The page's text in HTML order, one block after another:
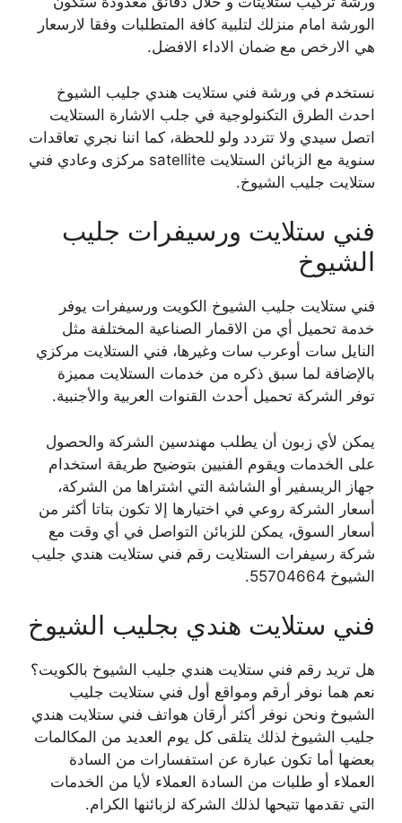
الورشة امام منزلك لتلبية كافة المتطلبات وفقا لارسعار
هي الارخص مع ضمان الاداء الافضل.
نستخدم في ورشة فني ستلايت هندي جليب الشيوخ
احدث الطرق التكنولوجية في جلب الاشارة الستلايت
اتصل سيدي ولا تتردد ولو للحظة، كما اننا نجري تعاقدات
سنوية مع الزبائن الستلايت satellite مركزى وعادي فني
ستلايت جليب الشيوخ.
فني ستلايت ورسيفرات جليب
الشيوخ
فني ستلايت جليب الشيوخ الكويت ورسيفرات يوفر
خدمة تحميل أي من الاقمار الصناعية المختلفة مثل
النايل سات أوعرب سات وغيرها، فني الستلايت مركزي
بالإضافة لما سبق ذكره من خدمات الستلايت مميزة
توفر الشركة تحميل أحدث القنوات العربية والأجنبية.
يمكن لأي زبون أن يطلب مهندسين الشركة والحصول
على الخدمات ويقوم الفنيين بتوضيح طريقة استخدام
جهاز الريسفير أو الشاشة التي اشتراها من الشركة،
أسعار الشركة روعي في اختيارها إلا تكون بتاتا أكثر من
أسعار السوق، يمكن للزبائن التواصل في أي وقت مع
شركة رسيفرات الستلايت رقم فني ستلايت هندي جليب
الشيوخ 55704664.
فني ستلايت هندي بجليب الشيوخ
هل تريد رقم فني ستلايت هندي جليب الشيوخ بالكويت؟
نعم هما نوفر أرقم ومواقع أول فني ستلايت جليب
الشيوخ ونحن نوفر أكثر أرقان هواتف فني ستلايت هندي
جليب الشيوخ لذلك يتلقى كل يوم العديد من المكالمات
بعضها أما تكون عبارة عن استفسارات من السادة
العملاء أو طلبات من السادة العملاء لأيا من الخدمات
التي تقدمها تتيحها لذلك الشركة لزبائنها الكرام.